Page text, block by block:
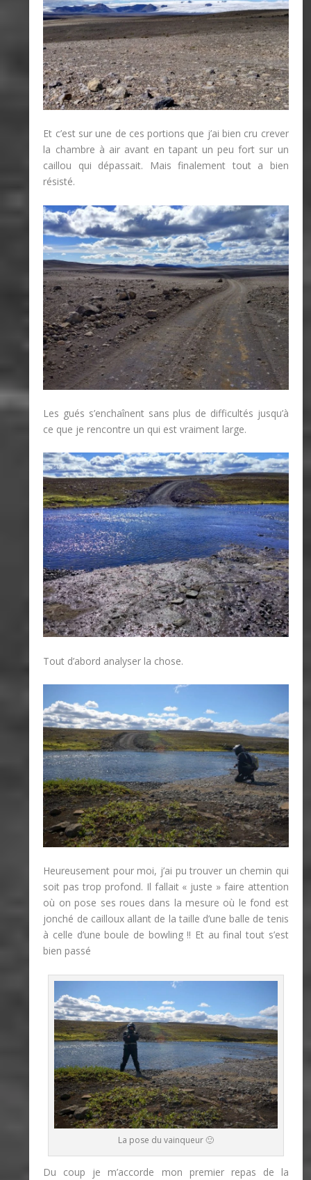
Et c’est sur une de ces portions que j’ai bien cru crever
la chambre à air avant en tapant un peu fort sur un
caillou qui dépassait. Mais finalement tout a bien
résisté.
Les gués s’enchaînent sans plus de difficultés jusqu’à
ce que je rencontre un qui est vraiment large.
Tout d’abord analyser la chose.
Heureusement pour moi, j’ai pu trouver un chemin qui
soit pas trop profond. Il fallait « juste » faire attention
où on pose ses roues dans la mesure où le fond est
jonché de cailloux allant de la taille d’une balle de tenis
à celle d’une boule de bowling !! Et au final tout s’est
bien passé
La pose du vainqueur 🙂
Du coup je m’accorde mon premier repas de la